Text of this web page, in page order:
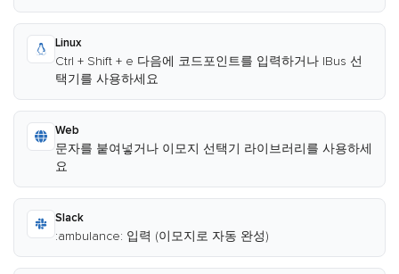
Linux
Ctrl + Shift + e 다음에 코드포인트를 입력하거나 IBus 선
택기를 사용하세요
Web
문자를 붙여넣거나 이모지 선택기 라이브러리를 사용하세
요
Slack
:ambulance: 입력 (이모지로 자동 완성)